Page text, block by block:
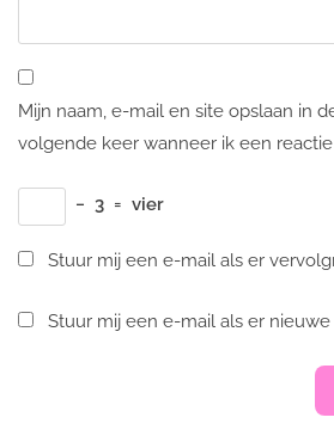
Mijn naam, e-mail en site opslaan in
volgende keer wanneer ik een reactie
− 3 = vier
Stuur mij een e-mail als er
Stuur mij een e-mail als er nieuwe